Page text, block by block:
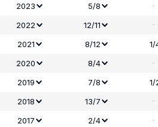
2023 5/8 -
2022
12/11 -
2021
8/12 1/
2020
8/4 -
2019
7/8 1/
2018
13/7 -
2017
2/4 -